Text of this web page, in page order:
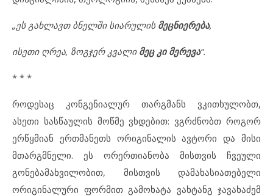
„ეს გახლავთ ბნელში სიარულის მეცნიერება,
ისეთი ღრეა, ზოგჯერ კვალი მეც კი მერევა“.
* * *
როდესაც კონგენიალურ თარგმანს ვკითხულობთ,
ასეთი სასწაულის მოწმე ვხდებით: ვგრძნობთ როგორ
ერწყმიან ერთმანეთს ორიგინალის ავტორი და მისი
მთარგმნელი. ეს ორერთიანობა მისთვის ჩვეული
გონებამახვილობით, მისთვის დამახასიათებელი
ორიგინალური ფორმით გამოხატა ვახტანგ ჯავახაძემ